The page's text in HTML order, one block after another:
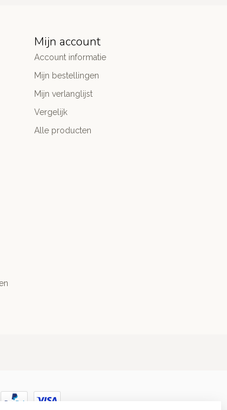
Mijn account
Account informatie
Mijn bestellingen
Mijn verlanglijst
Vergelijk
Alle producten